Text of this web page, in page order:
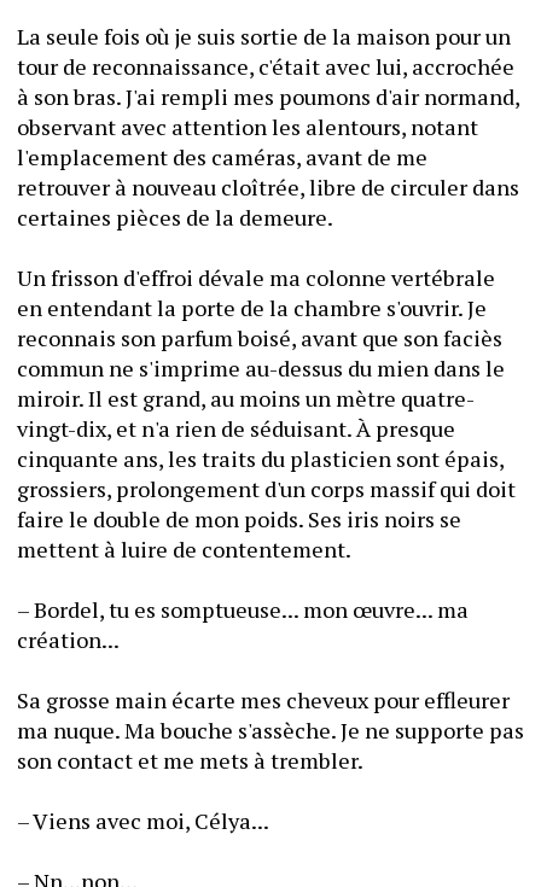
La seule fois où je suis sortie de la maison pour un
tour de reconnaissance, c'était avec lui, accrochée
à son bras. J'ai rempli mes poumons d'air normand,
observant avec attention les alentours, notant
l'emplacement des caméras, avant de me
retrouver à nouveau cloîtrée, libre de circuler dans
certaines pièces de la demeure.
Un frisson d'effroi dévale ma colonne vertébrale
en entendant la porte de la chambre s'ouvrir. Je
reconnais son parfum boisé, avant que son faciès
commun ne s'imprime au-dessus du mien dans le
miroir. Il est grand, au moins un mètre quatre-
vingt-dix, et n'a rien de séduisant. À presque
cinquante ans, les traits du plasticien sont épais,
grossiers, prolongement d'un corps massif qui doit
faire le double de mon poids. Ses iris noirs se
mettent à luire de contentement.
– Bordel, tu es somptueuse... mon œuvre... ma
Sa grosse main écarte mes cheveux pour effleurer
ma nuque. Ma bouche s'assèche. Je ne supporte pas
son contact et me mets à trembler.
– Viens avec moi, Célya...
– Nn...non...